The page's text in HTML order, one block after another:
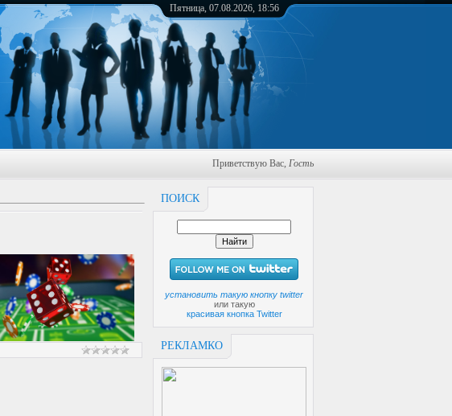
Пятница, 07.08.2026, 18:56
Приветствую Вас, Гость
ПОИСК
установить такую кнопку twitter
или такую
красивая кнопка Twitter
РЕКЛАМКО